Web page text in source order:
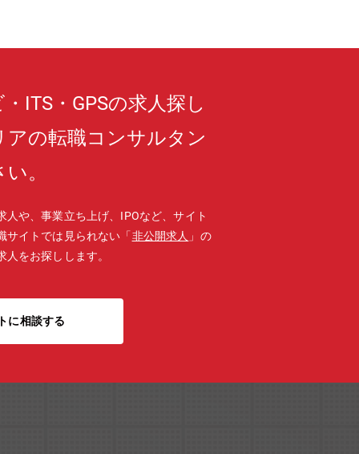
ITS・GPSの求人探し
の転職コンサルタン
。
人や、事業立ち上げ、IPOなど、サイト
サイトでは見られない「非公開求人 」の
をお探しします。
に相談する